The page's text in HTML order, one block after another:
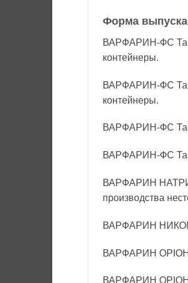
Форма
ВАРФАРИН-ФС
контейнеры.
ВАРФАРИН-ФС
контейнеры.
ВАРФАРИН-ФС
ВАРФАРИН-ФС
ВАРФАРИН
производства
ВАРФАРИН
ВАРФАРИН ОРІОН
ВАРФАРИН ОРІОН